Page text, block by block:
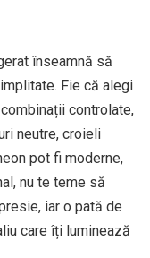
înseamnă să
Fie că alegi
controlate,
neutre, croieli
pot fi moderne,
nu te teme să
iar o pată de
care îți luminează